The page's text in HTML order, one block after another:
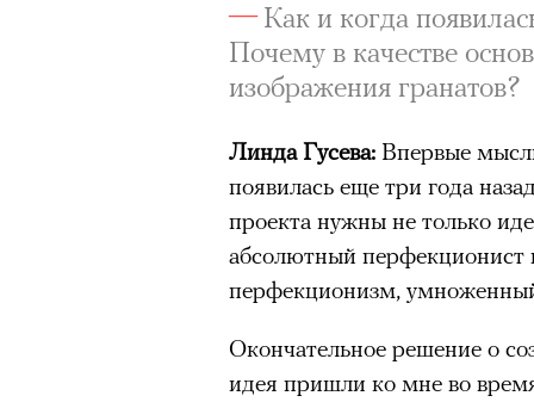
Как и когда
Почему в качестве
изображения гранатов?
Линда Гусева: Впервые
появилась еще три года
проекта нужны не только
абсолютный
перфекционизм,
Окончательное решение о
идея пришли ко мне во